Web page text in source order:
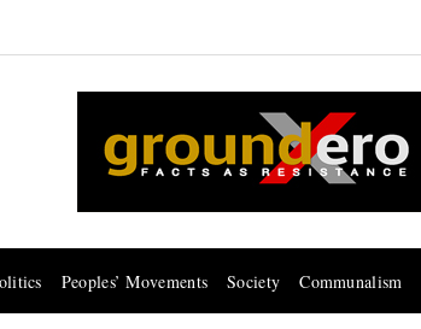
Peoples’ Movements Society Communalism